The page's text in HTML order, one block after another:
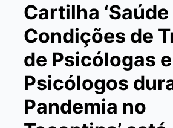
Cartilha ‘Saúde
Condições de
de Psicólogas e
Psicólogos
Pandemia no